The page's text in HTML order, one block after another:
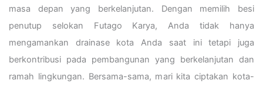
masa depan yang berkelanjutan. Dengan memilih besi
penutup selokan Futago Karya, Anda tidak hanya
mengamankan drainase kota Anda saat ini tetapi juga
berkontribusi pada pembangunan yang berkelanjutan dan
ramah lingkungan. Bersama-sama, mari kita ciptakan kota-